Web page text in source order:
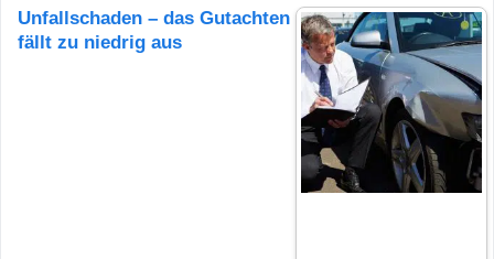
Unfallschaden – das Gutachten
fällt zu niedrig aus